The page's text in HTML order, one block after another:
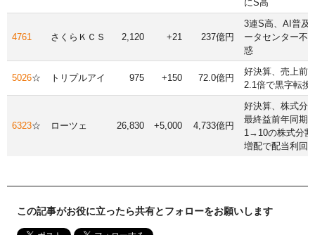
にS高
4761 さくらＫＣＳ 2,120 +21 237億円
3連S高、AI普及
ータセンター不
惑
5026☆ トリプルアイ 975 +150 72.0億円
好決算、売上前
2.1倍で黒字転換
6323☆ ローツェ 26,830 +5,000 4,733億円
好決算、株式分
最終益前年同期
1→10の株式分割
増配で配当利回
この記事がお役に立ったら共有とフォローをお願いします